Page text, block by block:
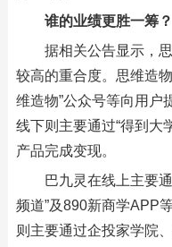
谁的业绩更胜一筹？
据相关公告显示，
较高的重合度。思维造
维造物”公众号等向用户
线下则主要通过“得到大
产品完成变现。
巴九灵在线上主要
频道”及890新商学APP
则主要通过企投家学院